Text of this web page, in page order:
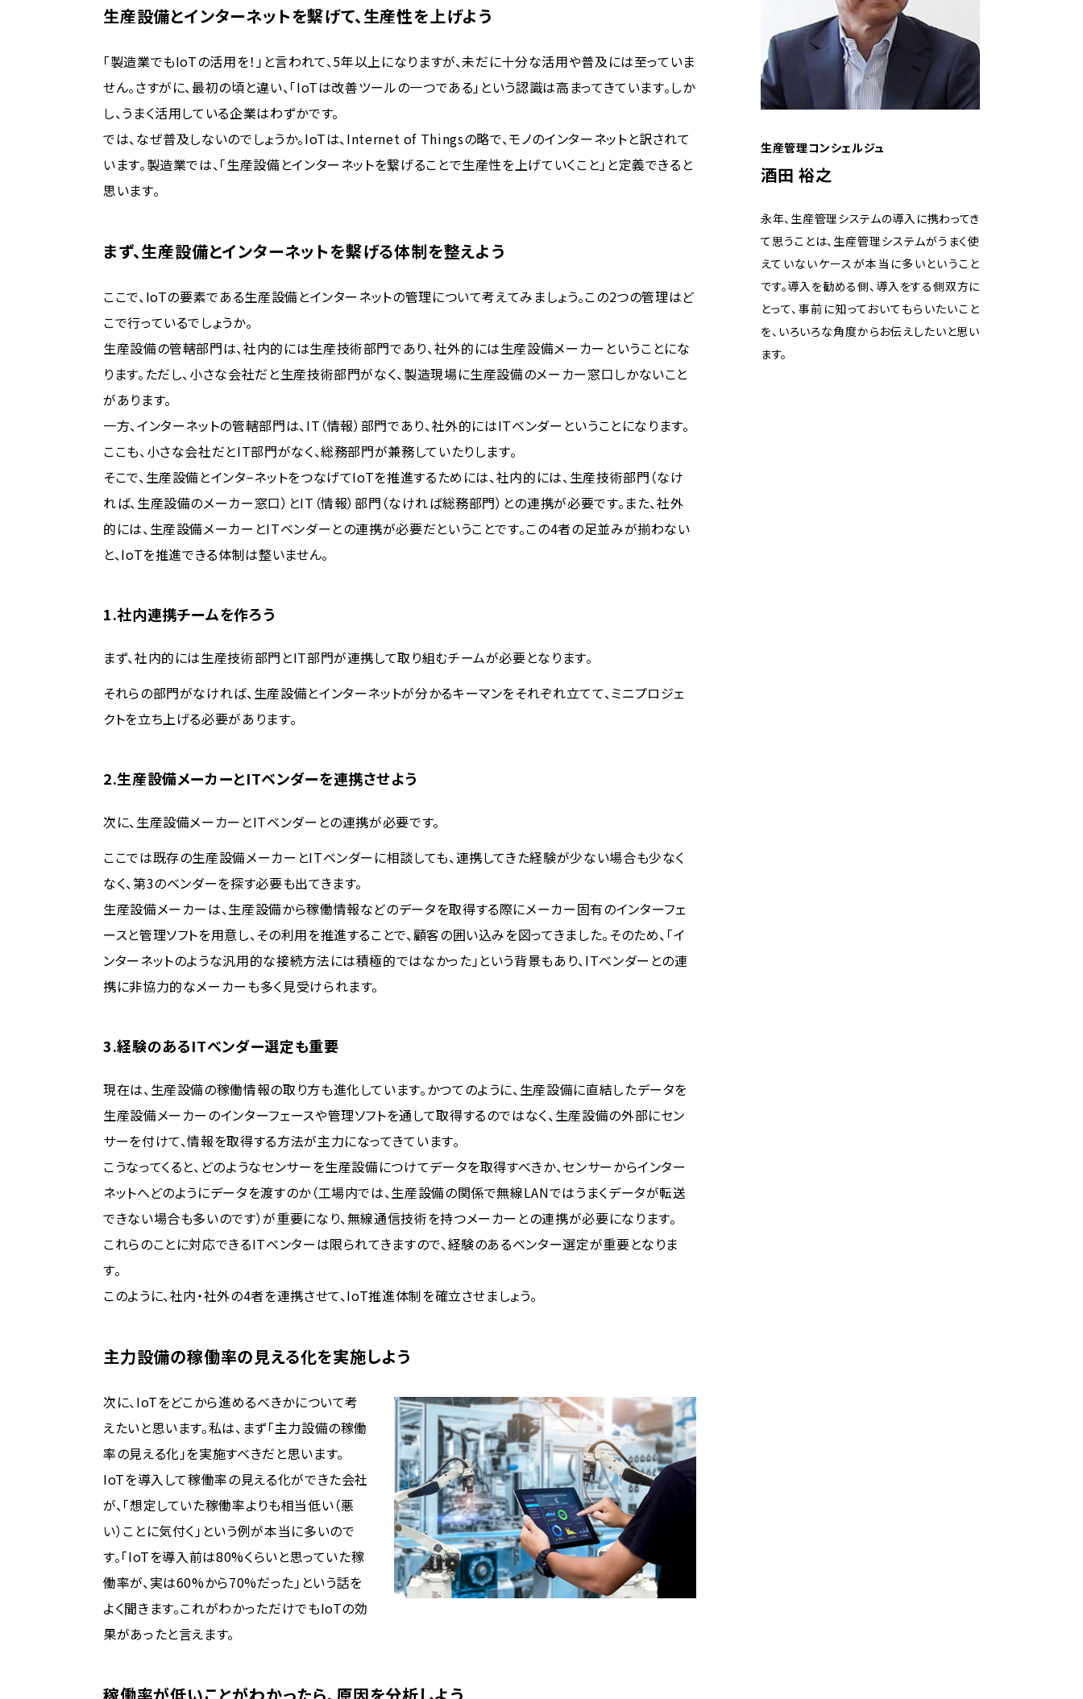
生産設備とインターネットを繫げて、生産性を上げよう
「製造業でもIoTの活用を！」と言われて、5年以上になりますが、未だに十分な活用や普及には至っていま
せん。さすがに、最初の頃と違い、「IoTは改善ツールの一つである」という認識は高まってきています。しか
し、うまく活用している企業はわずかです。
では、なぜ普及しないのでしょうか。IoTは、Internet of Thingsの略で、モノのインターネットと訳されて
います。製造業では、「生産設備とインターネットを繋げることで生産性を上げていくこと」と定義できると
思います。
まず、生産設備とインターネットを繫げる体制を整えよう
ここで、IoTの要素である生産設備とインターネットの管理について考えてみましょう。この2つの管理はど
こで行っているでしょうか。
生産設備の管轄部門は、社内的には生産技術部門であり、社外的には生産設備メーカーということにな
ります。ただし、小さな会社だと生産技術部門がなく、製造現場に生産設備のメーカー窓口しかないこと
があります。
一方、インターネットの管轄部門は、IT（情報）部門であり、社外的にはITベンダーということになります。
ここも、小さな会社だとIT部門がなく、総務部門が兼務していたりします。
そこで、生産設備とインタ−ネットをつなげてIoTを推進するためには、社内的には、生産技術部門（なけ
れば、生産設備のメーカー窓口）とIT（情報）部門（なければ総務部門）との連携が必要です。また、社外
的には、生産設備メーカーとITベンダーとの連携が必要だということです。この4者の足並みが揃わない
と、IoTを推進できる体制は整いません。
1.社内連携チームを作ろう
まず、社内的には生産技術部門とIT部門が連携して取り組むチームが必要となります。
それらの部門がなければ、生産設備とインターネットが分かるキーマンをそれぞれ立てて、ミニプロジェ
クトを立ち上げる必要があります。
2.生産設備メーカーとITベンダーを連携させよう
次に、生産設備メーカーとITベンダーとの連携が必要です。
ここでは既存の生産設備メーカーとITベンダーに相談しても、連携してきた経験が少ない場合も少なく
なく、第3のベンダーを探す必要も出てきます。
生産設備メーカーは、生産設備から稼働情報などのデータを取得する際にメーカー固有のインターフェ
ースと管理ソフトを用意し、その利用を推進することで、顧客の囲い込みを図ってきました。そのため、「イ
ンターネットのような汎用的な接続方法には積極的ではなかった」という背景もあり、ITベンダーとの連
携に非協力的なメーカーも多く見受けられます。
3.経験のあるITベンダー選定も重要
現在は、生産設備の稼働情報の取り方も進化しています。かつてのように、生産設備に直結したデータを
生産設備メーカーのインターフェースや管理ソフトを通して取得するのではなく、生産設備の外部にセン
サーを付けて、情報を取得する方法が主力になってきています。
こうなってくると、どのようなセンサーを生産設備につけてデータを取得すべきか、センサーからインター
ネットへどのようにデータを渡すのか（工場内では、生産設備の関係で無線LANではうまくデータが転送
できない場合も多いのです）が重要になり、無線通信技術を持つメーカーとの連携が必要になります。
これらのことに対応できるITベンターは限られてきますので、経験のあるベンター選定が重要となりま
す。
このように、社内・社外の4者を連携させて、IoT推進体制を確立させましょう。
主力設備の稼働率の見える化を実施しよう
次に、IoTをどこから進めるべきかについて考
えたいと思います。私は、まず「主力設備の稼働
率の見える化」を実施すべきだと思います。
IoTを導入して稼働率の見える化ができた会社
が、「想定していた稼働率よりも相当低い（悪
い）ことに気付く」という例が本当に多いので
す。「IoTを導入前は80%くらいと思っていた稼
働率が、実は60%から70%だった」という話を
よく聞きます。これがわかっただけでもIoTの効
果があったと言えます。
生産管理コンシェルジュ
酒田 裕之
永年、生産管理システムの導入に携わってき
て思うことは、生産管理システムがうまく使
えていないケースが本当に多いということ
です。導入を勧める側、導入をする側双方に
とって、事前に知っておいてもらいたいこと
を、いろいろな角度からお伝えしたいと思い
ます。